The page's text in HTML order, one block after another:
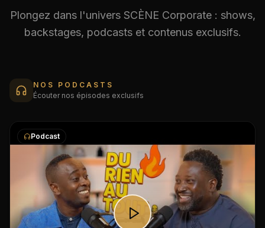
Plongez dans l'univers SCÈNE Corporate : shows,
backstages, podcasts et contenus exclusifs.
NOS PODCASTS
Écouter nos épisodes exclusifs
Podcast